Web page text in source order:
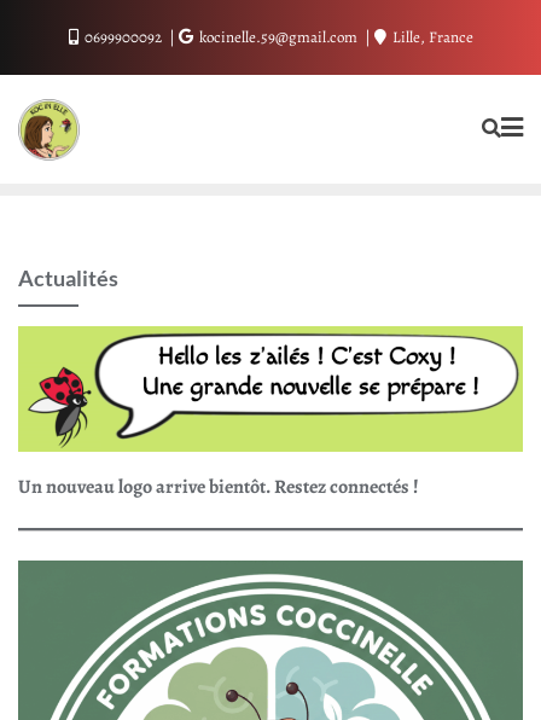
content
0699900092 kocinelle.59@gmail.com Lille, France
Actualités
Un nouveau logo arrive bientôt. Restez connectés !